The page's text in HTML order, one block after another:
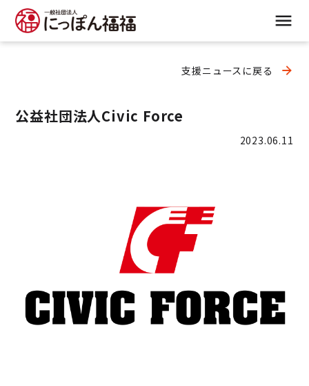
支援ニュースに戻る
公益社団法人Civic Force
2023.06.11